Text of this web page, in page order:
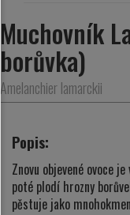
Muchovník
borůvka)
Amelanchier lamarckii
Popis:
Znovu objevené ovoce
poté plodí hrozny
pěstuje jako